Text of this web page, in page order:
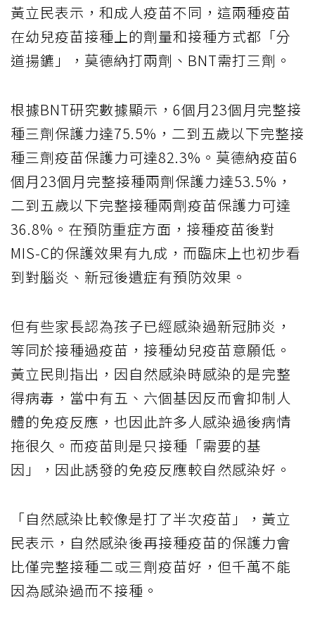
黃立民表示，和成人疫苗不同，這兩種疫苗
在幼兒疫苗接種上的劑量和接種方式都「分
道揚鑣」，莫德納打兩劑、BNT需打三劑。
根據BNT研究數據顯示，6個月23個月完整接
種三劑保護力達75.5%，二到五歲以下完整接
種三劑疫苗保護力可達82.3%。莫德納疫苗6
個月23個月完整接種兩劑保護力達53.5%，
二到五歲以下完整接種兩劑疫苗保護力可達
36.8%。在預防重症方面，接種疫苗後對
MIS-C的保護效果有九成，而臨床上也初步看
到對腦炎、新冠後遺症有預防效果。
但有些家長認為孩子已經感染過新冠肺炎，
等同於接種過疫苗，接種幼兒疫苗意願低。
黃立民則指出，因自然感染時感染的是完整
得病毒，當中有五、六個基因反而會抑制人
體的免疫反應，也因此許多人感染過後病情
拖很久。而疫苗則是只接種「需要的基
因」，因此誘發的免疫反應較自然感染好。
「自然感染比較像是打了半次疫苗」，黃立
民表示，自然感染後再接種疫苗的保護力會
比僅完整接種二或三劑疫苗好，但千萬不能
因為感染過而不接種。